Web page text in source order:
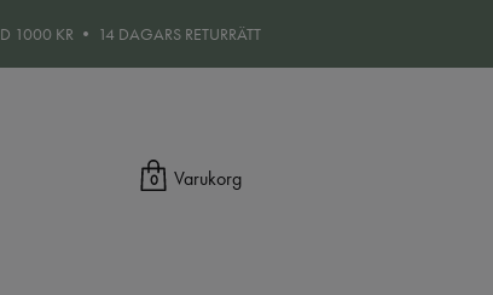
1000 KR • 14 DAGARS RETURRÄTT
0 Varukorg